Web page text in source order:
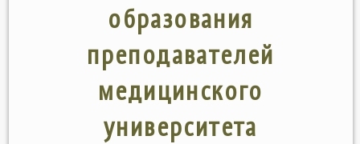
образования
преподавателей
медицинского
университета